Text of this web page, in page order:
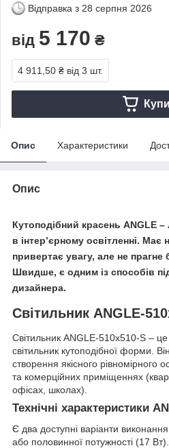
Відправка з 28 серпня 2026
від 5 170 ₴
4 911,50 ₴ від 3 шт.
Опис Характеристики
Опис
Кутоподібний красень ANGLE
в інтер’єрному освітленні.
привертає увагу, але не прагне
Швидше, є одним із способів
дизайнера.
Світильник ANGLE-
Світильник ANGLE-510x510-S – це
світильник кутоподібної форми.
створення якісного рівномірного
та комерційних приміщеннях
офісах, школах).
Технічні характеристики
Є два доступні варіанти
або половинної потужності (17